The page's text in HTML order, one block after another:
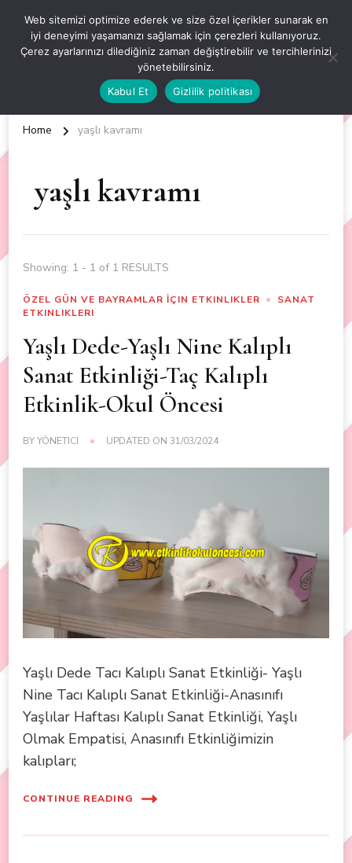
OKUL ÖNCESİ ETKİNLİKLER
EN YENİ VE ÖZGÜN OKUL ÖNCESİ ETKİNLİKLERİ
Home yaşlı kavramı
yaşlı kavramı
Showing: 1 - 1 of 1 RESULTS
ÖZEL GÜN VE BAYRAMLAR İÇIN ETKINLIKLER
SANAT
ETKINLIKLERI
Yaşlı Dede-Yaşlı Nine Kalıplı
Sanat Etkinliği-Taç Kalıplı
Etkinlik-Okul Öncesi
BYYÖNETICI UPDATED ON 31/03/2024
Yaşlı Dede Tacı Kalıplı Sanat Etkinliği- Yaşlı
Nine Tacı Kalıplı Sanat Etkinliği-Anasınıfı
Yaşlılar Haftası Kalıplı Sanat Etkinliği, Yaşlı
Olmak Empatisi, Anasınıfı Etkinliğimizin
kalıpları;
CONTINUE READING
Web sitemizi optimize ederek ve size özel içerikler sunarak en
iyi deneyimi yaşamanızı sağlamak için çerezleri kullanıyoruz.
Çerez ayarlarınızı dilediğiniz zaman değiştirebilir ve tercihlerinizi
yönetebilirsiniz.
Kabul Et
Gizlilik politikası